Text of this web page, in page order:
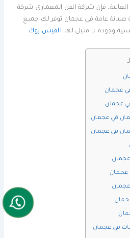
فإن شركة الفن المعماري شركة
عامة في عجمان توفر لك جميع
وجودة لا مثيل لها. الفيس بوك
عجمان
عجمان
في عجمان
في عجمان
عجمان
في عجمان